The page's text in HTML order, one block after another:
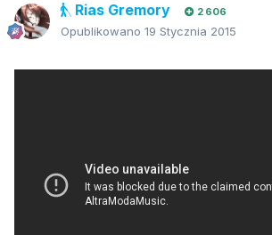
Rias Gremory 2 606
Opublikowano 19 Stycznia 2015